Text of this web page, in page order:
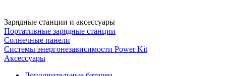
Зарядные станции и аксессуары
Портативные зарядные станции
Солнечные панели
Системы энергонезависимости Power Kit
Аксессуары